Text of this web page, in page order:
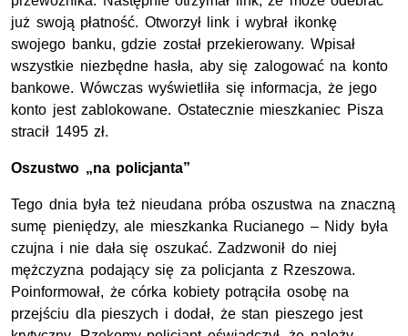
już swoją płatność. Otworzył link i wybrał ikonkę
swojego banku, gdzie został przekierowany. Wpisał
wszystkie niezbędne hasła, aby się zalogować na konto
bankowe. Wówczas wyświetliła się informacja, że jego
konto jest zablokowane. Ostatecznie mieszkaniec Pisza
stracił 1495 zł.
Oszustwo „na policjanta”
Tego dnia była też nieudana próba oszustwa na znaczną
sumę pieniędzy, ale mieszkanka Rucianego – Nidy była
czujna i nie dała się oszukać. Zadzwonił do niej
mężczyzna podający się za policjanta z Rzeszowa.
Poinformował, że córka kobiety potrąciła osobę na
przejściu dla pieszych i dodał, że stan pieszego jest